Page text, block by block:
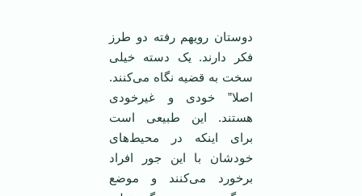
دوستان رویهم رفته دو طرز
فکر دارند. یک دسته خیلی
سخت به قضیه نگاه می‌کنند.
اصلا” خودی و غیرخودی
هستند. این طبیعی است
برای اینکه در محیط‌های
خودشان با این جور افراد
برخورد می‌کنند و موضع